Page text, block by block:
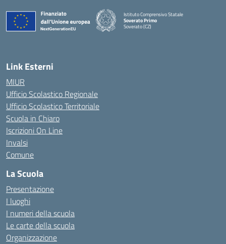
Istituto Comprensivo Statale
Soverato Primo
Soverato (CZ)
Link Esterni
MIUR
Ufficio Scolastico Regionale
Ufficio Scolastico Territoriale
Scuola in Chiaro
Iscrizioni On Line
Invalsi
Comune
La Scuola
Presentazione
I luoghi
I numeri della scuola
Le carte della scuola
Organizzazione